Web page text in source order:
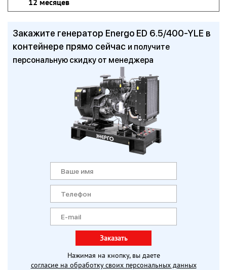
12 месяцев
Закажите генератор Energo ED 6.5/400-YLE в
контейнере прямо сейчас и получите
персональную скидку от менеджера
Заказать
Нажимая на кнопку, вы даете
согласие на обработку своих персональных данных